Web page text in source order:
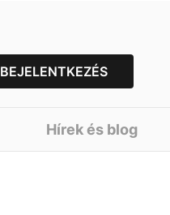
BEJELENTKEZÉS
Hírek és blog